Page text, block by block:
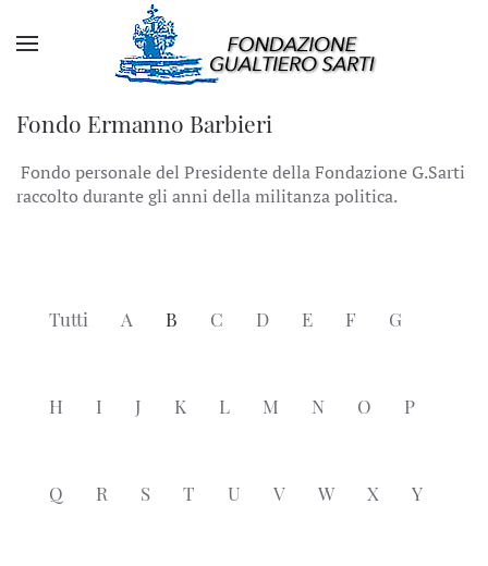
Fondo Ermanno Barbieri
Fondo personale del Presidente della Fondazione G.Sarti
raccolto durante gli anni della militanza politica.
Tutti A B C D E F G
H I J K L M N O P
Q R S T U V W X Y